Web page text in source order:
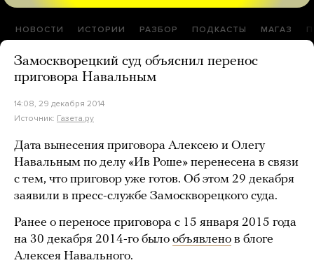
НОВОСТИ ИСТОРИИ РАЗБОР ПОДКАСТЫ МАГАЗ
Замоскворецкий суд объяснил перенос
приговора Навальным
14:08, 29 декабря 2014
Источник: Газета.ру
Дата вынесения приговора Алексею и Олегу
Навальным по делу «Ив Роше» перенесена в связи
с тем, что приговор уже готов. Об этом 29 декабря
заявили в пресс-службе Замоскворецкого суда.
Ранее о переносе приговора с 15 января 2015 года
на 30 декабря 2014-го было объявлено в блоге
Алексея Навального.